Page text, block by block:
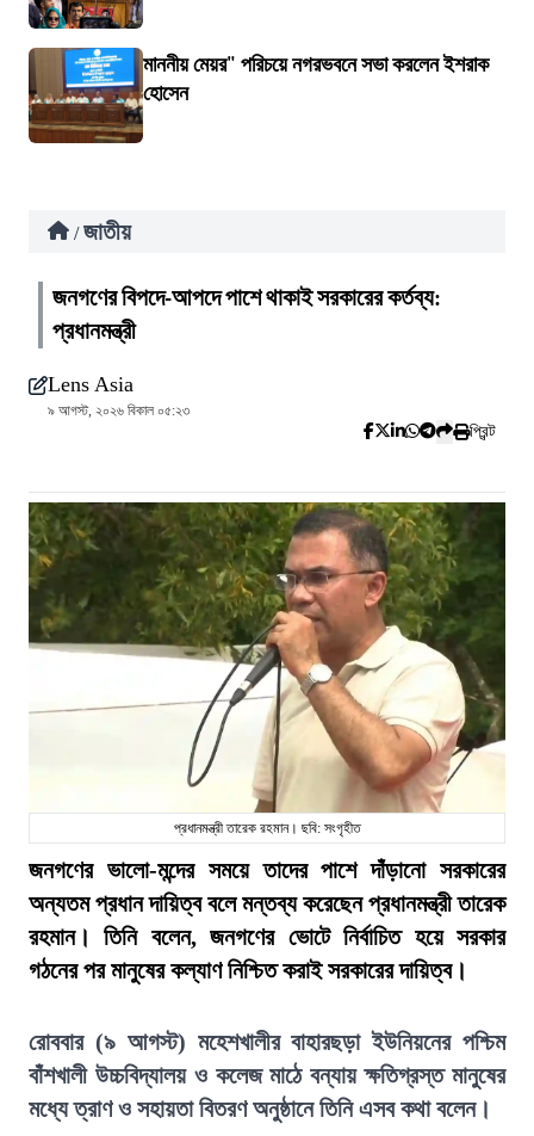
মাননীয় মেয়র" পরিচয়ে নগরভবনে সভা করলেন ইশরাক
হোসেন
/ জাতীয়
জনগণের বিপদে-আপদে পাশে থাকাই সরকারের কর্তব্য:
প্রধানমন্ত্রী
Lens Asia
৯ আগস্ট, ২০২৬ বিকাল ০৫:২৩
প্রিন্ট
প্রধানমন্ত্রী তারেক রহমান। ছবি: সংগৃহীত
জনগণের ভালো-মন্দের সময়ে তাদের পাশে দাঁড়ানো সরকারের
অন্যতম প্রধান দায়িত্ব বলে মন্তব্য করেছেন প্রধানমন্ত্রী তারেক
রহমান। তিনি বলেন, জনগণের ভোটে নির্বাচিত হয়ে সরকার
গঠনের পর মানুষের কল্যাণ নিশ্চিত করাই সরকারের দায়িত্ব।
রোববার (৯ আগস্ট) মহেশখালীর বাহারছড়া ইউনিয়নের পশ্চিম
বাঁশখালী উচ্চবিদ্যালয় ও কলেজ মাঠে বন্যায় ক্ষতিগ্রস্ত মানুষের
মধ্যে ত্রাণ ও সহায়তা বিতরণ অনুষ্ঠানে তিনি এসব কথা বলেন।